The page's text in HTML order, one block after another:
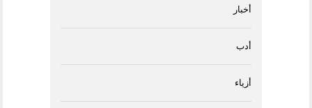
أخبار
أدب
أزياء